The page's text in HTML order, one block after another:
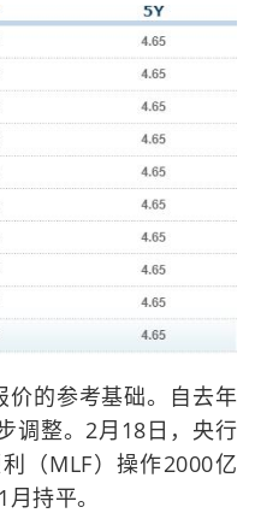
价的参考基础。自去年
调整。2月18日，央行
（MLF）操作2000亿
持平。